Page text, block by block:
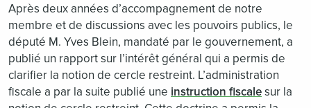
Après deux années d’accompagnement de notre
membre et de discussions avec les pouvoirs publics, le
député M. Yves Blein, mandaté par le gouvernement, a
publié un rapport sur l’intérêt général qui a permis de
clarifier la notion de cercle restreint. L’administration
fiscale a par la suite publié une instruction fiscalesur la